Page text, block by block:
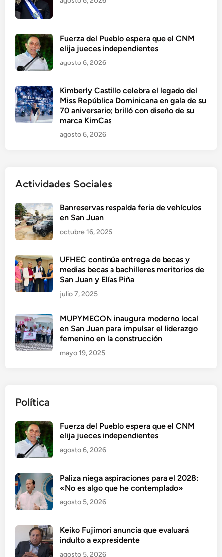
Fuerza del Pueblo espera que el CNM
elija jueces independientes
agosto 6, 2026
Kimberly Castillo celebra el legado del
Miss República Dominicana en gala de su
70 aniversario; brilló con diseño de su
marca KimCas
agosto 6, 2026
Actividades Sociales
Banreservas respalda feria de vehículos
en San Juan
octubre 16, 2025
UFHEC continúa entrega de becas y
medias becas a bachilleres meritorios de
San Juan y Elías Piña
julio 7, 2025
MUPYMECON inaugura moderno local
en San Juan para impulsar el liderazgo
femenino en la construcción
mayo 19, 2025
Política
Fuerza del Pueblo espera que el CNM
elija jueces independientes
agosto 6, 2026
Paliza niega aspiraciones para el 2028:
«No es algo que he contemplado»
agosto 5, 2026
Keiko Fujimori anuncia que evaluará
indulto a expresidente
agosto 5, 2026